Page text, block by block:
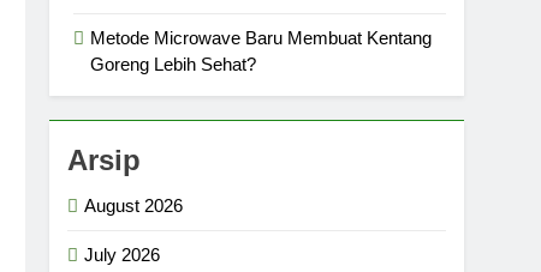
Metode Microwave Baru Membuat Kentang
Goreng Lebih Sehat?
Arsip
August 2026
July 2026